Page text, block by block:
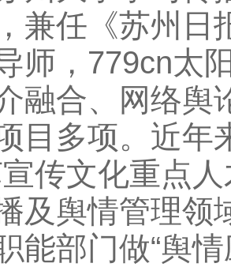
兼任《苏州日
师，779cn太
融合、网络舆
目多项。近年
传文化重点
及舆情管理领
能部门做“舆